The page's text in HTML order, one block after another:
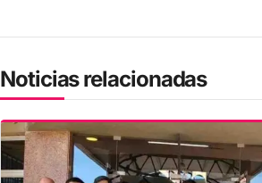
Noticias relacionadas